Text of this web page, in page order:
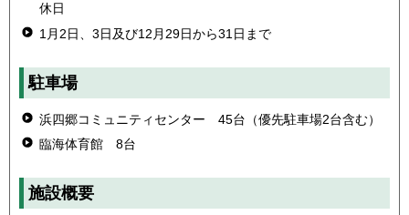
休日
1月2日、3日及び12月29日から31日まで
駐車場
浜四郷コミュニティセンター 45台（優先駐車場2台含む）
臨海体育館 8台
施設概要